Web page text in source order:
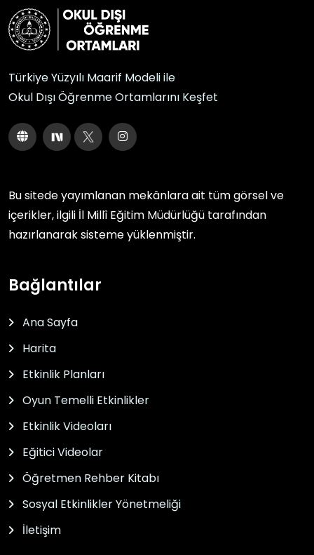
Türkiye Yüzyılı Maarif Modeli ile
Okul Dışı Öğrenme Ortamlarını Keşfet
Bu sitede yayımlanan mekânlara ait tüm görsel ve
içerikler, ilgili İl Millî Eğitim Müdürlüğü tarafından
hazırlanarak sisteme yüklenmiştir.
Bağlantılar
Ana Sayfa
Harita
Etkinlik Planları
Oyun Temelli Etkinlikler
Etkinlik Videoları
Eğitici Videolar
Öğretmen Rehber Kitabı
Sosyal Etkinlikler Yönetmeliği
İletişim